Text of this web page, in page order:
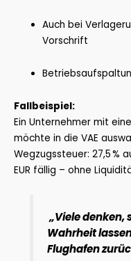
Auch bei
Vorschrift
Fallbeispiel:
Ein Unternehmer mit
möchte in die VAE
Wegzugssteuer: 27,5 %
EUR fällig – ohne
„Viele denken,
Wahrheit
Flughafen